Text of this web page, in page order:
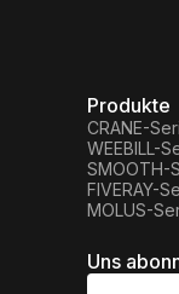
Produkte
CRANE-
WEEBILL-
SMOOTH-
FIVERAY-
MOLUS-
Uns